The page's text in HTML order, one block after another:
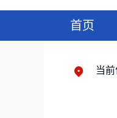
首页
当前